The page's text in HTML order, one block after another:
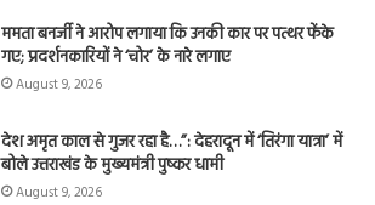
ममता बनर्जी ने आरोप लगाया कि उनकी कार पर पत्थर फेंके
गए; प्रदर्शनकारियों ने ‘चोर’ के नारे लगाए
August 9, 2026
देश अमृत काल से गुजर रहा है…”: देहरादून में ‘तिरंगा यात्रा’ में
बोले उत्तराखंड के मुख्यमंत्री पुष्कर धामी
August 9, 2026